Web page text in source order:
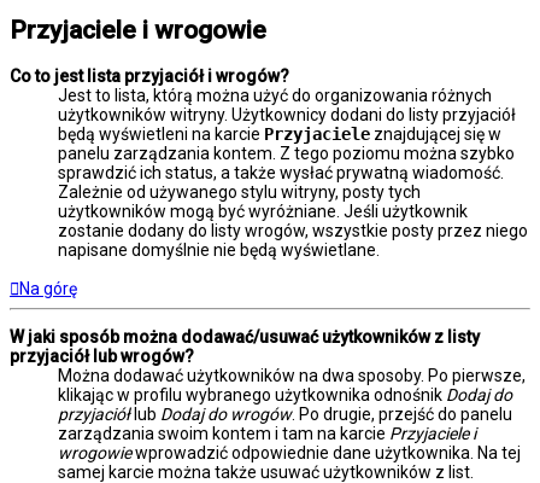
Przyjaciele i wrogowie
Co to jest lista przyjaciół i wrogów?
Jest to lista, którą można użyć do organizowania różnych
użytkowników witryny. Użytkownicy dodani do listy przyjaciół
będą wyświetleni na karcie Przyjaciele znajdującej się w
panelu zarządzania kontem. Z tego poziomu można szybko
sprawdzić ich status, a także wysłać prywatną wiadomość.
Zależnie od używanego stylu witryny, posty tych
użytkowników mogą być wyróżniane. Jeśli użytkownik
zostanie dodany do listy wrogów, wszystkie posty przez niego
napisane domyślnie nie będą wyświetlane.
Na górę
W jaki sposób można dodawać/usuwać użytkowników z listy
przyjaciół lub wrogów?
Można dodawać użytkowników na dwa sposoby. Po pierwsze,
klikając w profilu wybranego użytkownika odnośnik Dodaj do
przyjaciółlub Dodaj do wrogów. Po drugie, przejść do panelu
zarządzania swoim kontem i tam na karcie Przyjaciele i
wrogowiewprowadzić odpowiednie dane użytkownika. Na tej
samej karcie można także usuwać użytkowników z list.